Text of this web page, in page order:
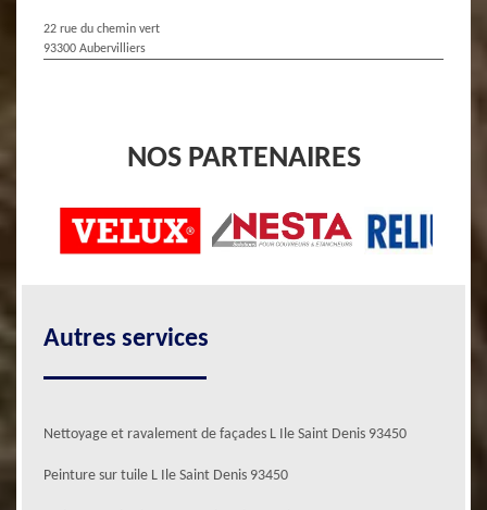
22 rue du chemin vert
93300 Aubervilliers
NOS PARTENAIRES
Autres services
Nettoyage et ravalement de façades L Ile Saint Denis 93450
Peinture sur tuile L Ile Saint Denis 93450